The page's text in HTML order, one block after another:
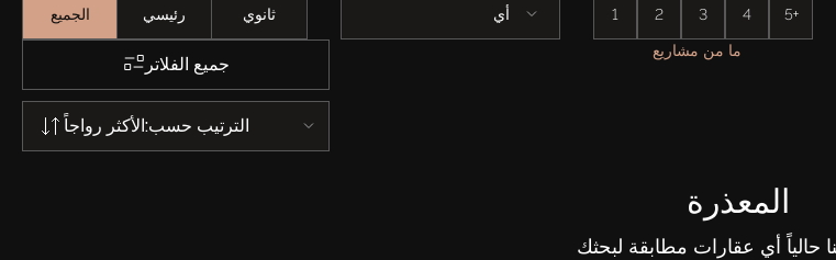
الجميع رئيسي ثانوي أي 1 2 3 4 5+
جميع الفلاتر
ما من مشاريع
الأكثر رواجاًالترتيب حسب:
المعذرة
حالياً أي عقارات مطابقة لبحثك